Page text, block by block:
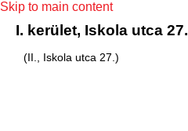
Skip to main content
I. kerület, Iskola utca 27.
(II., Iskola utca 27.)